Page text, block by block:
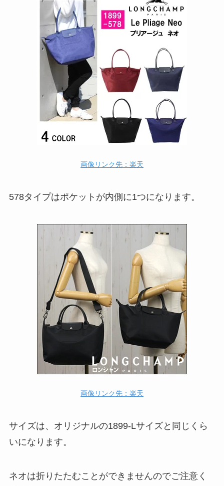
画像リンク先：楽天
578タイプはポケットが内側に1つになります。
画像リンク先：楽天
サイズは、オリジナルの1899-Lサイズと同じくら
いになります。
ネオは折りたたむことができませんのでご注意く